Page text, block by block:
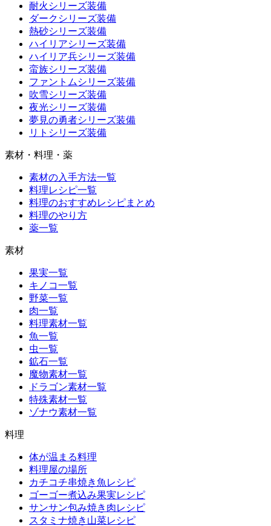
耐火シリーズ装備
ダークシリーズ装備
熱砂シリーズ装備
ハイリアシリーズ装備
ハイリア兵シリーズ装備
蛮族シリーズ装備
ファントムシリーズ装備
吹雪シリーズ装備
夜光シリーズ装備
夢見の勇者シリーズ装備
リトシリーズ装備
素材・料理・薬
素材の入手方法一覧
料理レシピ一覧
料理のおすすめレシピまとめ
料理のやり方
薬一覧
素材
果実一覧
キノコ一覧
野菜一覧
肉一覧
料理素材一覧
魚一覧
虫一覧
鉱石一覧
魔物素材一覧
ドラゴン素材一覧
特殊素材一覧
ゾナウ素材一覧
料理
体が温まる料理
料理屋の場所
カチコチ串焼き魚レシピ
ゴーゴー煮込み果実レシピ
サンサン包み焼き肉レシピ
スタミナ焼き山菜レシピ